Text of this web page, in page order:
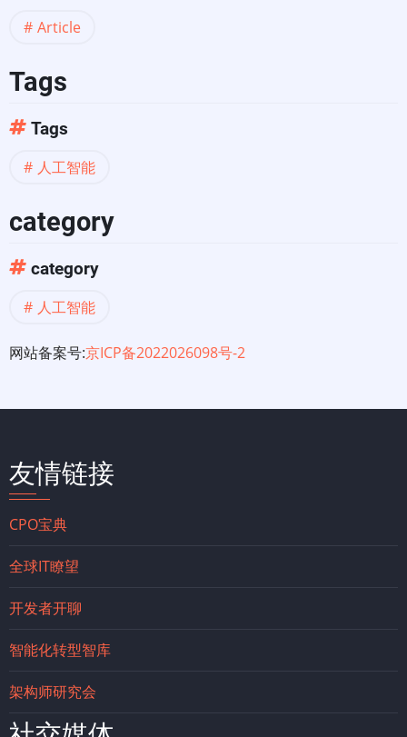
Article
Tags
Tags
人工智能
category
category
人工智能
网站备案号:京ICP备2022026098号-2
友情链接
CPO宝典
全球IT瞭望
开发者开聊
智能化转型智库
架构师研究会